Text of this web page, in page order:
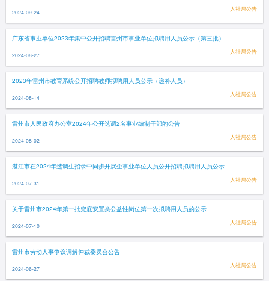
2024-09-24 人社局公告
广东省事业单位2023年集中公开招聘雷州市事业单位拟聘用人员公示（第三批）
2024-08-27 人社局公告
2023年雷州市教育系统公开招聘教师拟聘用人员公示（递补人员）
2024-08-14 人社局公告
雷州市人民政府办公室2024年公开选调2名事业编制干部的公告
2024-08-02 人社局公告
湛江市在2024年选调生招录中同步开展企事业单位人员公开招聘拟聘用人员公示
2024-07-31 人社局公告
关于雷州市2024年第一批兜底安置类公益性岗位第一次拟聘用人员的公示
2024-07-10 人社局公告
雷州市劳动人事争议调解仲裁委员会公告
2024-06-27 人社局公告